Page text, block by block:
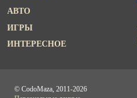
АВТО
ИГРЫ
ИНТЕРЕСНОЕ
© CodoMaza, 2011-2026